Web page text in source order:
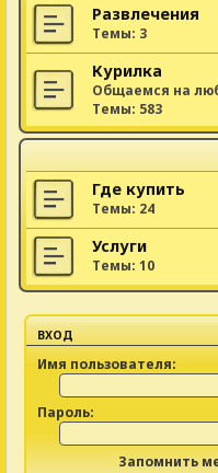
Развлечения
Темы: 3
Курилка
Общаемся на
Темы: 583
Где купить
Темы: 24
Услуги
Темы: 10
ВХОД
Имя пользователя:
Пароль:
Запомнить